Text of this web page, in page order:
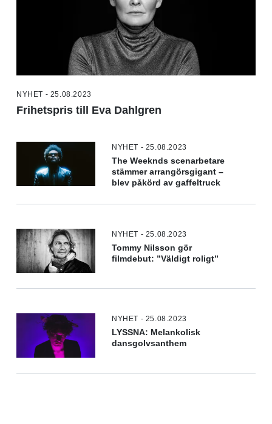
NYHET - 25.08.2023
Frihetspris till Eva Dahlgren
NYHET - 25.08.2023
The Weeknds scenarbetare
stämmer arrangörsgigant –
blev påkörd av gaffeltruck
NYHET - 25.08.2023
Tommy Nilsson gör
filmdebut: ”Väldigt roligt”
NYHET - 25.08.2023
LYSSNA: Melankolisk
dansgolvsanthem